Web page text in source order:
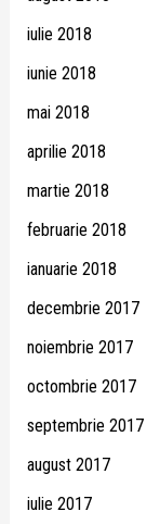
iulie 2018
iunie 2018
mai 2018
aprilie 2018
martie 2018
februarie 2018
ianuarie 2018
decembrie 2017
noiembrie 2017
octombrie 2017
septembrie 2017
august 2017
iulie 2017